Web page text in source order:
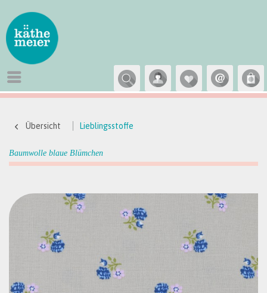
Übersicht Lieblingsstoffe
Baumwolle blaue Blümchen